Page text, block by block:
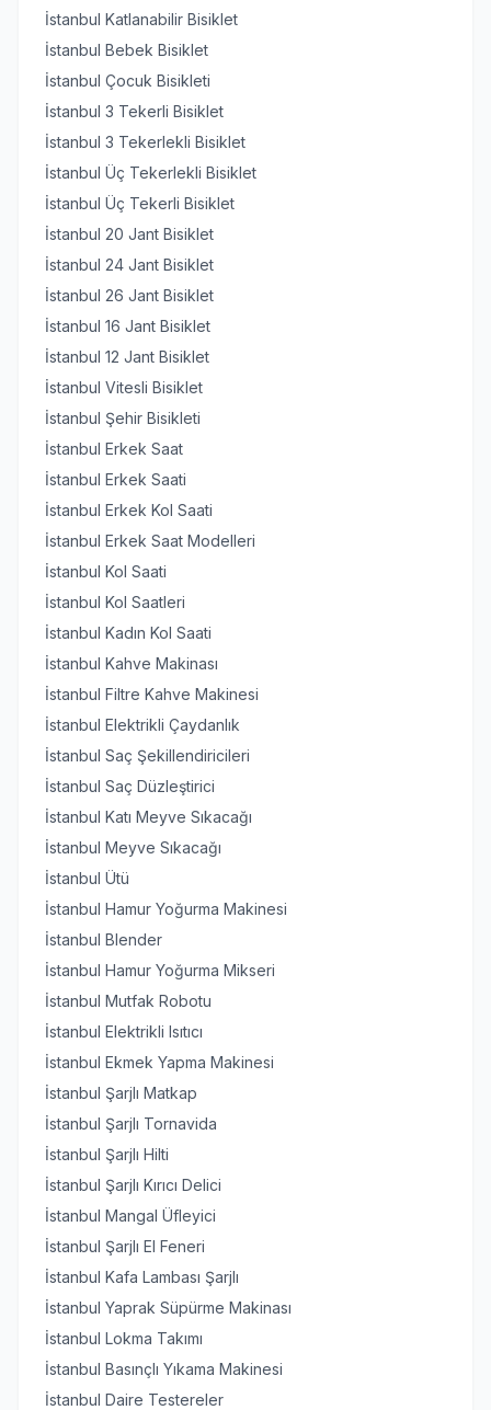
İstanbul Katlanabilir Bisiklet
İstanbul Bebek Bisiklet
İstanbul Çocuk Bisikleti
İstanbul 3 Tekerli Bisiklet
İstanbul 3 Tekerlekli Bisiklet
İstanbul Üç Tekerlekli Bisiklet
İstanbul Üç Tekerli Bisiklet
İstanbul 20 Jant Bisiklet
İstanbul 24 Jant Bisiklet
İstanbul 26 Jant Bisiklet
İstanbul 16 Jant Bisiklet
İstanbul 12 Jant Bisiklet
İstanbul Vitesli Bisiklet
İstanbul Şehir Bisikleti
İstanbul Erkek Saat
İstanbul Erkek Saati
İstanbul Erkek Kol Saati
İstanbul Erkek Saat Modelleri
İstanbul Kol Saati
İstanbul Kol Saatleri
İstanbul Kadın Kol Saati
İstanbul Kahve Makinası
İstanbul Filtre Kahve Makinesi
İstanbul Elektrikli Çaydanlık
İstanbul Saç Şekillendiricileri
İstanbul Saç Düzleştirici
İstanbul Katı Meyve Sıkacağı
İstanbul Meyve Sıkacağı
İstanbul Ütü
İstanbul Hamur Yoğurma Makinesi
İstanbul Blender
İstanbul Hamur Yoğurma Mikseri
İstanbul Mutfak Robotu
İstanbul Elektrikli Isıtıcı
İstanbul Ekmek Yapma Makinesi
İstanbul Şarjlı Matkap
İstanbul Şarjlı Tornavida
İstanbul Şarjlı Hilti
İstanbul Şarjlı Kırıcı Delici
İstanbul Mangal Üfleyici
İstanbul Şarjlı El Feneri
İstanbul Kafa Lambası Şarjlı
İstanbul Yaprak Süpürme Makinası
İstanbul Lokma Takımı
İstanbul Basınçlı Yıkama Makinesi
İstanbul Daire Testereler